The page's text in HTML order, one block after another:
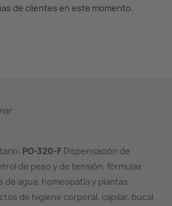
de clientes en este momento.
PO-320-FDispensación de
de peso y de tensión, fórmulas
de agua, homeopatía y plantas
de higiene corporal, capilar, bucal